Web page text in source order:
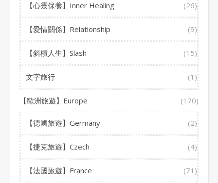
【心靈保養】Inner Healing (26)
【愛情關係】Relationship (9)
【斜槓人生】Slash (15)
文字旅行 (1)
【歐洲旅遊】Europe (170)
【德國旅遊】Germany (2)
【捷克旅遊】Czech (4)
【法國旅遊】France (71)